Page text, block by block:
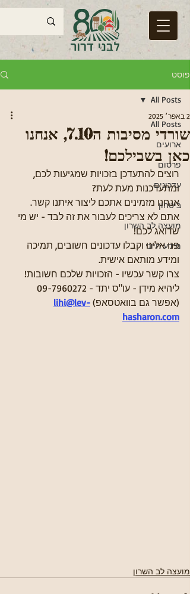
פוסט
All Posts
ארועים
פרסום
עדכונים
ביטחון
מועצה לב השרון
מידע חיוני
All Posts
שורדי מסיבות ה7.10, אנחנו
כאן בשבילכם!
2 באפר׳ 2025
רוצים להתעדכן בזכויות שמגיעות לכם,
ומתעדכנות מעת לעת?
אנחנו מזמינים אתכם ליצור איתנו קשר.
אתם לא צריכים לעבור את זה לבד - יש מי
שדואג לכם!
פנו אלינו וקבלו עדכונים חשובים, תמיכה
ומידע מותאם אישית.
צרו קשר עכשיו - הזכויות שלכם חשובות!
(אפשר גם בוואטסאפ) lihi@lev-
hasharon.com
מועצה לב השרון